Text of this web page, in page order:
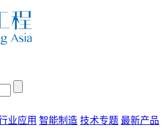
业应用 智能制造 技术专题 最新产品